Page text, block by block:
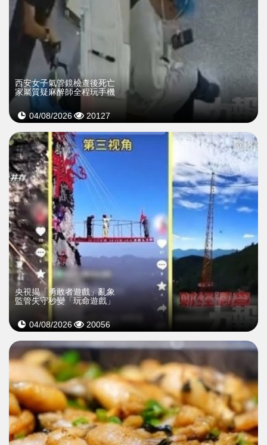
西安女子氣管鏡檢查後死亡
家屬質疑麻醉師全程玩手機
04/08/2026 20127
央視揭「勇敢者遊戲」亂象
監管失守秒變「玩命遊戲」
04/08/2026 20056